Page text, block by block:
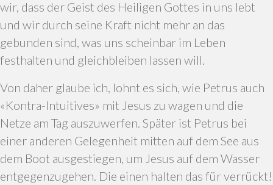
wir, dass der Geist des Heiligen Gottes in uns lebt
und wir durch seine Kraft nicht mehr an das
gebunden sind, was uns scheinbar im Leben
festhalten und gleichbleiben lassen will.
Von daher glaube ich, lohnt es sich, wie Petrus auch
«Kontra-Intuitives» mit Jesus zu wagen und die
Netze am Tag auszuwerfen. Später ist Petrus bei
einer anderen Gelegenheit mitten auf dem See aus
dem Boot ausgestiegen, um Jesus auf dem Wasser
entgegenzugehen. Die einen halten das für verrückt!